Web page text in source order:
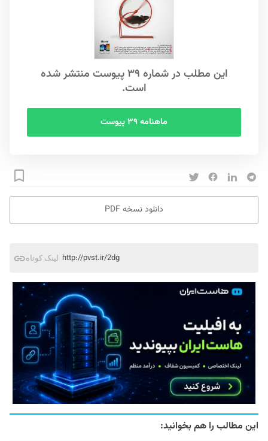
این مطلب در شماره ۳۹ پیوست منتشر شده
است.
ماهنامه ۳۹ پیوست
دانلود نسخه PDF
لینک کوتاه http://pvst.ir/2dg
این مطالب را هم بخوانید: